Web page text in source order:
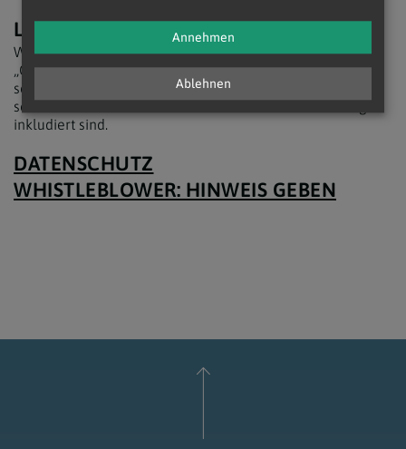
Lesbarkeit
Wegen der leichteren Lesbarkeit bei Ausdrücken wie
„Christen“ wird oft nur die männliche Form verwendet. Es
sei aber ausdrücklich darauf hingewiesen, dass hierbei
selbstverständlich immer die weiblichen Formulierungen
inkludiert sind.
DATENSCHUTZ
WHISTLEBLOWER: HINWEIS GEBEN
Ablehnen
Annehmen